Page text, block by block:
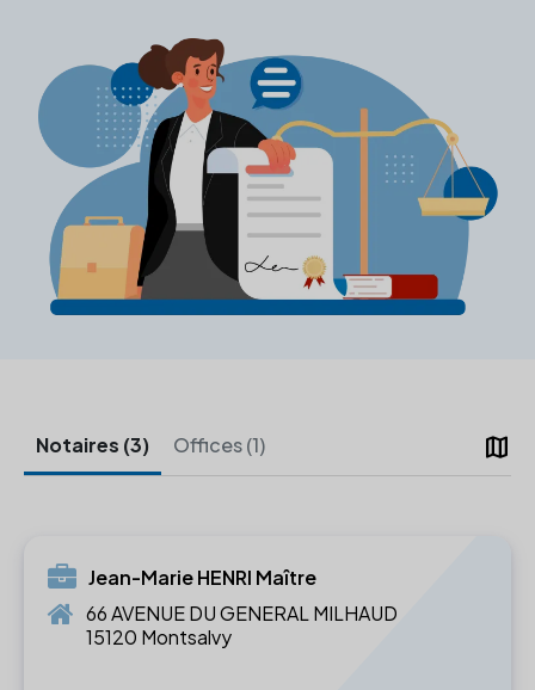
map
Notaires (3) Offices (1)
Jean-Marie HENRI Maître
66 AVENUE DU GENERAL MILHAUD
15120 Montsalvy